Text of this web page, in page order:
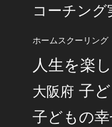
コーチング
ホームスクーリング
人生を楽
大阪府 子
子どもの